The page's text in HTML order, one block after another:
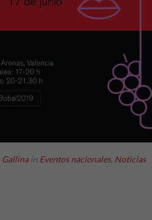
in Eventos nacionales, Noticias